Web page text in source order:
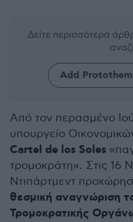
Δείτε περισσότερα
Add
Από τον περασμένο
υπουργείο
Cartel de los Soles
τρομοκράτη». Στις 16
Ντιπάρτμεντ
θεσμική αναγνώριση
Τρομοκρατικής